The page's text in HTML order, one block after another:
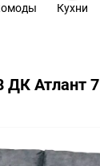
Кухни
ДК Атлант 7